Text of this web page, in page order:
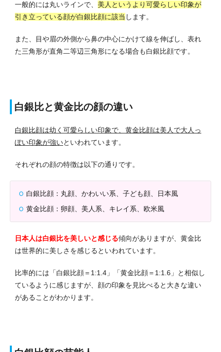
一般的には丸いラインで、 美人というより可愛らしい印象が
引き立っている顔が白銀比顔に該当 します。
また、目や眉の外側から鼻の中心にかけて線を伸ばし、表れ
た三角形が直角二等辺三角形になる場合も白銀比顔です。
白銀比と黄金比の顔の違い
白銀比顔は幼く可愛らしい印象で、黄金比顔は美人で大人っ
ぽい印象が強いといわれています。
それぞれの顔の特徴は以下の通りです。
白銀比顔：丸顔、かわいい系、子ども顔、日本風
黄金比顔：卵顔、美人系、キレイ系、欧米風
日本人は白銀比を美しいと感じる傾向がありますが、黄金比
は世界的に美しさを感じるといわれています。
比率的には「白銀比顔＝1:1.4」「黄金比顔＝1:1.6」と相似し
ているように感じますが、顔の印象を見比べると大きな違い
があることがわかります。